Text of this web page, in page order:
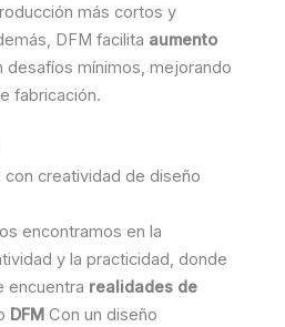
más cortos y
DFM facilita aumento
desafíos mínimos, mejorando
fabricación.
con creatividad de diseño
encontramos en la
y la practicidad, donde
encuentra realidades de
DFM Con un diseño